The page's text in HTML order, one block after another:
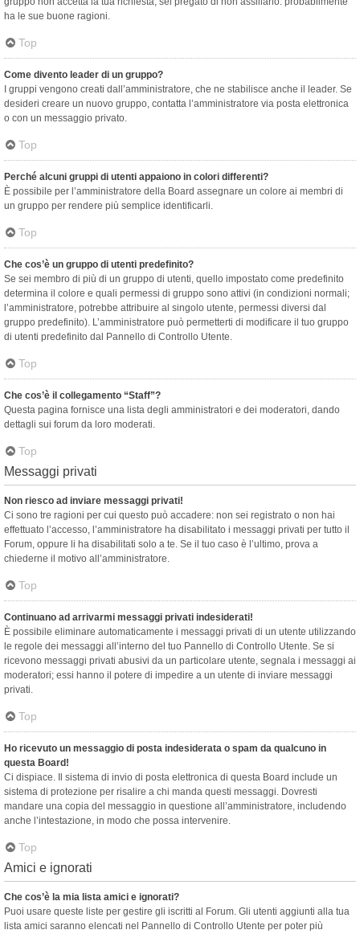
ha le sue buone ragioni.
Top
Come divento leader di un gruppo?
I gruppi vengono creati dall’amministratore, che ne stabilisce anche il leader. Se
desideri creare un nuovo gruppo, contatta l’amministratore via posta elettronica
o con un messaggio privato.
Top
Perché alcuni gruppi di utenti appaiono in colori differenti?
È possibile per l’amministratore della Board assegnare un colore ai membri di
un gruppo per rendere più semplice identificarli.
Top
Che cos’è un gruppo di utenti predefinito?
Se sei membro di più di un gruppo di utenti, quello impostato come predefinito
determina il colore e quali permessi di gruppo sono attivi (in condizioni normali;
l’amministratore, potrebbe attribuire al singolo utente, permessi diversi dal
gruppo predefinito). L’amministratore può permetterti di modificare il tuo gruppo
di utenti predefinito dal Pannello di Controllo Utente.
Top
Che cos’è il collegamento “Staff”?
Questa pagina fornisce una lista degli amministratori e dei moderatori, dando
dettagli sui forum da loro moderati.
Top
Messaggi privati
Non riesco ad inviare messaggi privati!
Ci sono tre ragioni per cui questo può accadere: non sei registrato o non hai
effettuato l’accesso, l’amministratore ha disabilitato i messaggi privati per tutto il
Forum, oppure li ha disabilitati solo a te. Se il tuo caso è l’ultimo, prova a
chiederne il motivo all’amministratore.
Top
Continuano ad arrivarmi messaggi privati indesiderati!
È possibile eliminare automaticamente i messaggi privati ​​di un utente utilizzando
le regole dei messaggi all’interno del tuo Pannello di Controllo Utente. Se si
ricevono messaggi privati ​​abusivi da un particolare utente, segnala i messaggi ai
moderatori; essi hanno il potere di impedire a un utente di inviare messaggi
privati​​.
Top
Ho ricevuto un messaggio di posta indesiderata o spam da qualcuno in
questa Board!
Ci dispiace. Il sistema di invio di posta elettronica di questa Board include un
sistema di protezione per risalire a chi manda questi messaggi. Dovresti
mandare una copia del messaggio in questione all’amministratore, includendo
anche l’intestazione, in modo che possa intervenire.
Top
Amici e ignorati
Che cos’è la mia lista amici e ignorati?
Puoi usare queste liste per gestire gli iscritti al Forum. Gli utenti aggiunti alla tua
lista amici saranno elencati nel Pannello di Controllo Utente per poter più